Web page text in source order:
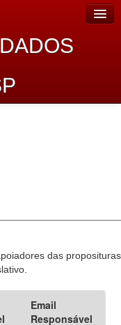
das proposituras
Email
Responsável